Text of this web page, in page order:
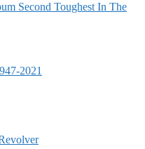
Second Toughest In The
2021